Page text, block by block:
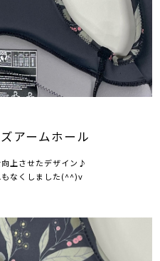
アームホール
上させたデザイン♪
もなくしました(^^)v